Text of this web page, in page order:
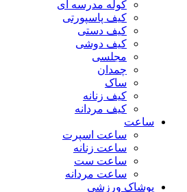
کوله مدرسه ای
کیف پاسپورتی
کیف دستی
کیف دوشی
مجلسی
چمدان
ساک
کیف زنانه
کیف مردانه
ساعت
ساعت اسپرت
ساعت زنانه
ساعت ست
ساعت مردانه
پوشاک ورزشی